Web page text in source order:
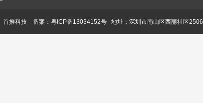
首推科技 备案：粤ICP备13034152号地址：深圳市南山区西丽社区2506